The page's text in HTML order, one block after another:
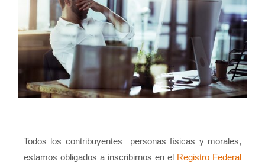
Todos los contribuyentes
personas físicas y morales,
estamos obligados a inscribirnos en el
Registro Federal